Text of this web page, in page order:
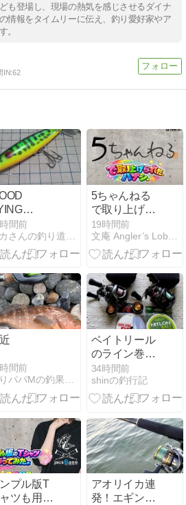
も登場し、現場の熱気を感じさせるダイナ
情報をタイムリーに伝え、釣り愛好家やア
。
IN:62
間前
5ちゃんねる
で取り上げら
れた当ブログ
のコメントを
振り返る。
19時間前
間前
ベイトリール
のライン巻き
替え
34時間前
shinの釣行記
プル版T
ツも用意
アオリイカ連
発！エギング